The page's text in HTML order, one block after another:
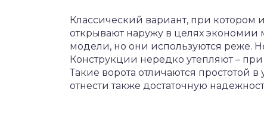
Классический вариант, при котором
открывают наружу в целях экономии
модели, но они используются реже.
Конструкции нередко утепляют –
Такие ворота отличаются простотой
отнести также достаточную